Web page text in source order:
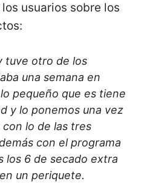
usuarios sobre los
tuve otro de los
una semana en
pequeño que es tiene
y lo ponemos una vez
lo de las tres
con el programa
los 6 de secado extra
un periquete.